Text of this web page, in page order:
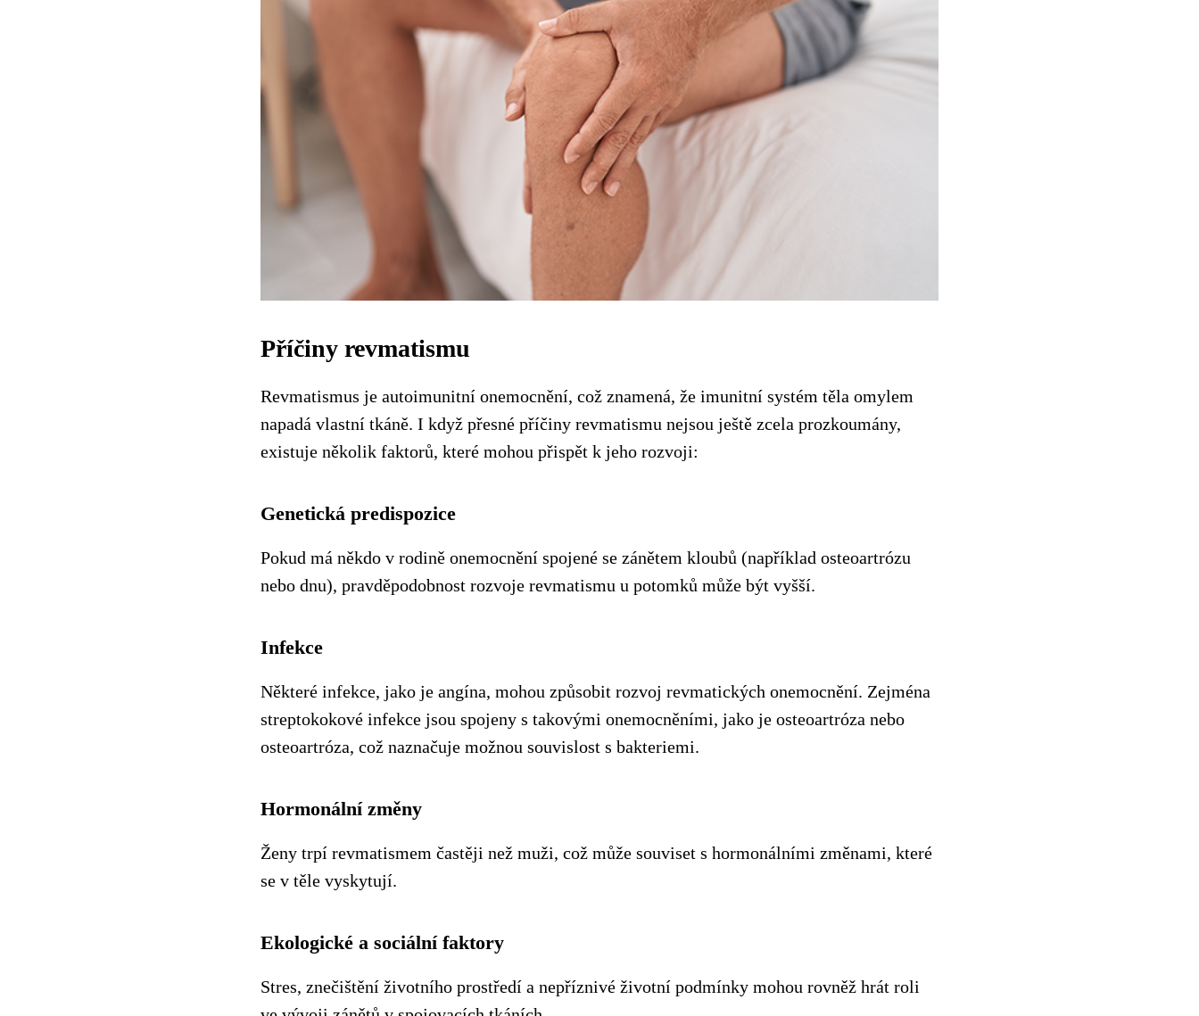
Příčiny revmatismu
Revmatismus je autoimunitní onemocnění, což znamená, že imunitní systém těla omylem
napadá vlastní tkáně. I když přesné příčiny revmatismu nejsou ještě zcela prozkoumány,
existuje několik faktorů, které mohou přispět k jeho rozvoji:
Genetická predispozice
Pokud má někdo v rodině onemocnění spojené se zánětem kloubů (například osteoartrózu
nebo dnu), pravděpodobnost rozvoje revmatismu u potomků může být vyšší.
Infekce
Některé infekce, jako je angína, mohou způsobit rozvoj revmatických onemocnění. Zejména
streptokokové infekce jsou spojeny s takovými onemocněními, jako je osteoartróza nebo
osteoartróza, což naznačuje možnou souvislost s bakteriemi.
Hormonální změny
Ženy trpí revmatismem častěji než muži, což může souviset s hormonálními změnami, které
se v těle vyskytují.
Ekologické a sociální faktory
Stres, znečištění životního prostředí a nepříznivé životní podmínky mohou rovněž hrát roli